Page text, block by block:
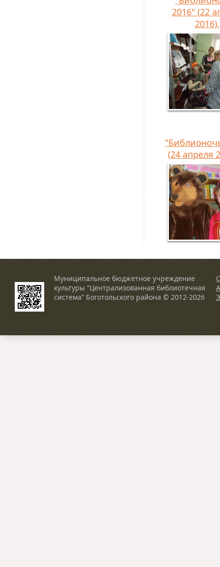
2016" (22
2016).
(24 апреля
Муниципальное бюджетное учреждение
культуры “Централизованная библиотечная
система” Боготольского района © 2012-2026